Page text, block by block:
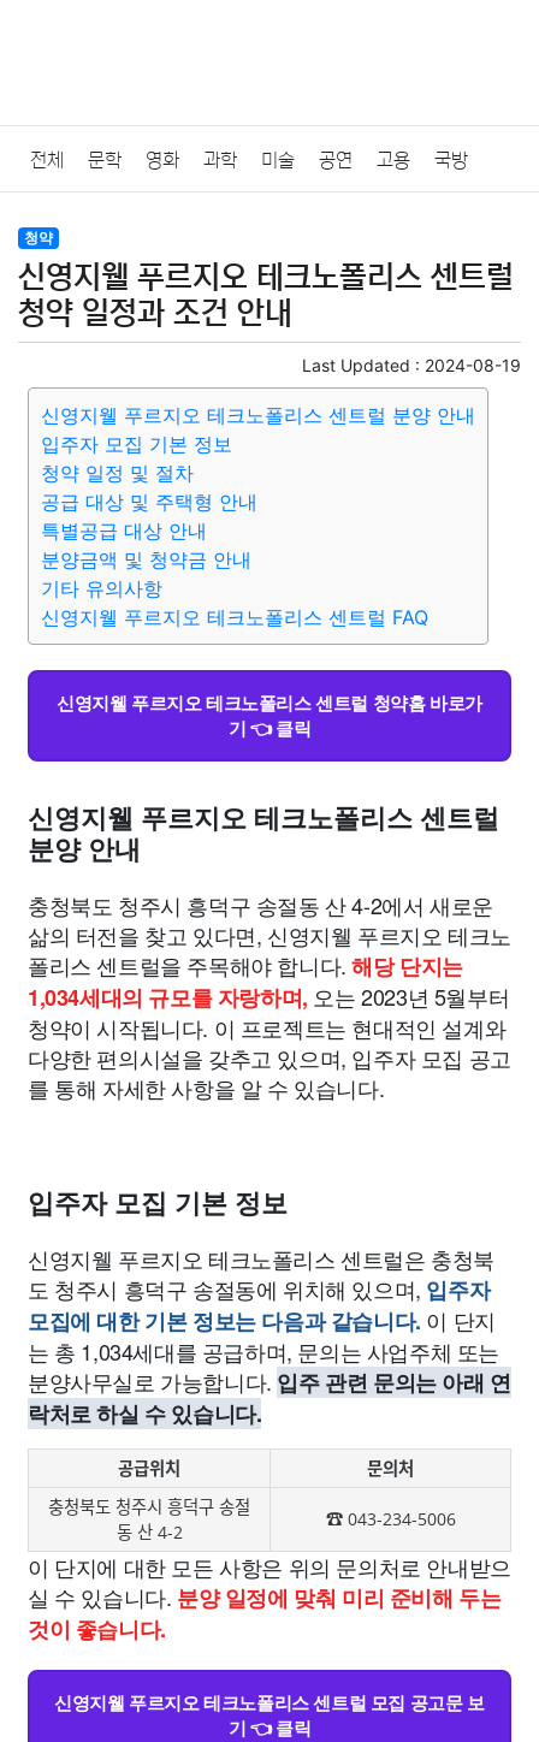
전체 문학 영화 과학 미술 공연 고용 국방
법률
질병 가요 방송 일상 주식 암호화폐 블록체인
미용 증권 인테리어
요리 상품리뷰 원예 금융 게임 스포츠 사진
대출 자동차 취미 여행
종교 사회 정치 건강
부동산 외국어 교육 교통 생활 기타
청약
신영지웰 푸르지오 테크노폴리스 센트럴
청약 일정과 조건 안내
Last Updated : 2024-08-19
신영지웰 푸르지오 테크노폴리스 센트럴 분양 안내
입주자 모집 기본 정보
청약 일정 및 절차
공급 대상 및 주택형 안내
특별공급 대상 안내
분양금액 및 청약금 안내
기타 유의사항
신영지웰 푸르지오 테크노폴리스 센트럴 FAQ
신영지웰 푸르지오 테크노폴리스 센트럴 청약홈 바로가
기 👈 클릭
신영지웰 푸르지오 테크노폴리스 센트럴
분양 안내
충청북도 청주시 흥덕구 송절동 산 4-2에서 새로운
삶의 터전을 찾고 있다면, 신영지웰 푸르지오 테크노
폴리스 센트럴을 주목해야 합니다.해당 단지는
1,034세대의 규모를 자랑하며, 오는 2023년 5월부터
청약이 시작됩니다. 이 프로젝트는 현대적인 설계와
다양한 편의시설을 갖추고 있으며, 입주자 모집 공고
를 통해 자세한 사항을 알 수 있습니다.
입주자 모집 기본 정보
신영지웰 푸르지오 테크노폴리스 센트럴은 충청북
도 청주시 흥덕구 송절동에 위치해 있으며, 입주자
모집에 대한 기본 정보는 다음과 같습니다. 이 단지
는 총 1,034세대를 공급하며, 문의는 사업주체 또는
분양사무실로 가능합니다. 입주 관련 문의는 아래 연
락처로 하실 수 있습니다.
공급위치
문의처
충청북도 청주시 흥덕구 송절
동 산 4-2
☎ 043-234-5006
이 단지에 대한 모든 사항은 위의 문의처로 안내받으
실 수 있습니다. 분양 일정에 맞춰 미리 준비해 두는
것이 좋습니다.
신영지웰 푸르지오 테크노폴리스 센트럴 모집 공고문 보
기 👈 클릭